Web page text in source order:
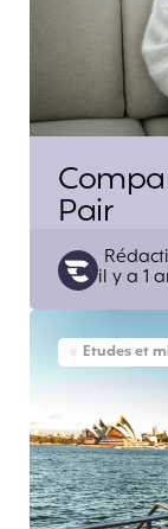
Pair
Posted
by
il y a 1
Etudes et